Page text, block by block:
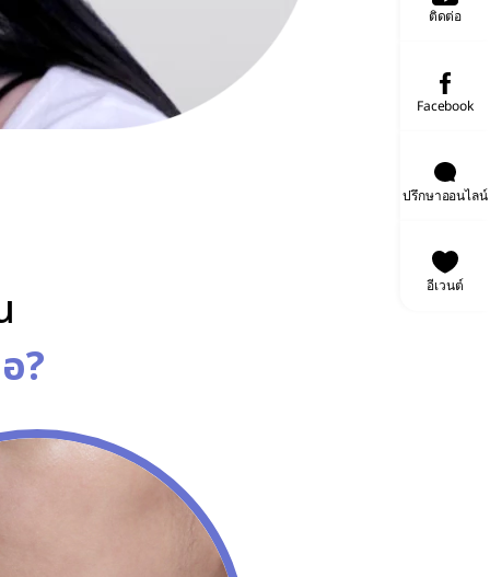
ติดต่อ
Facebook
ปรึกษาออนไลน์
อีเวนต์
?